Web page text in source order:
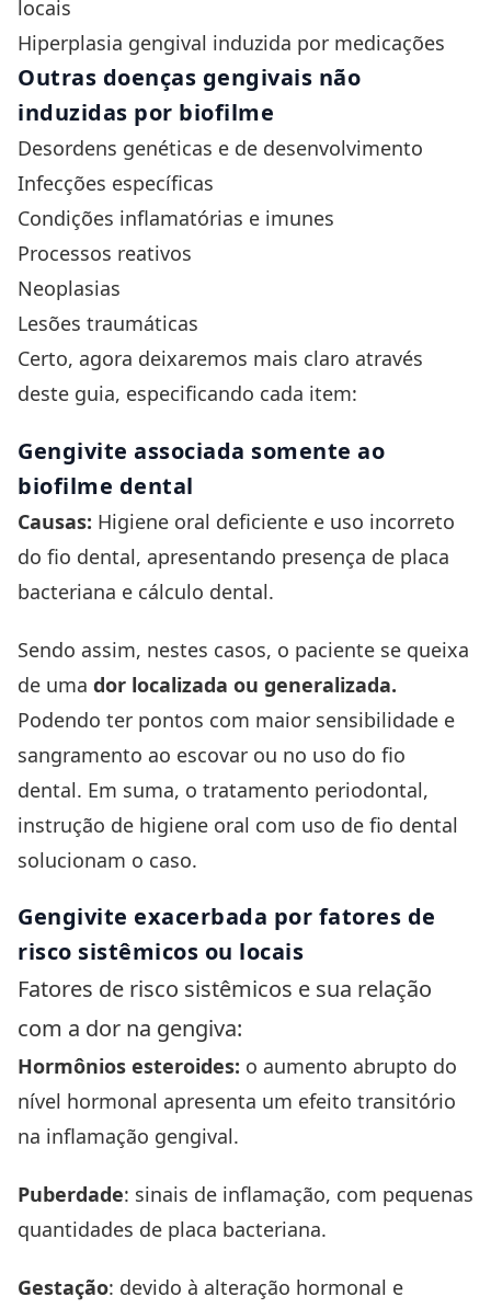
locais
Hiperplasia gengival induzida por medicações
Outras doenças gengivais não
induzidas por biofilme
Desordens genéticas e de desenvolvimento
Infecções específicas
Condições inflamatórias e imunes
Processos reativos
Neoplasias
Lesões traumáticas
Certo, agora deixaremos mais claro através
deste guia, especificando cada item:
Gengivite associada somente ao
biofilme dental
Causas: Higiene oral deficiente e uso incorreto
do fio dental, apresentando presença de placa
bacteriana e cálculo dental.
Sendo assim, nestes casos, o paciente se queixa
de uma dor localizada ou generalizada.
Podendo ter pontos com maior sensibilidade e
sangramento ao escovar ou no uso do fio
dental. Em suma, o tratamento periodontal,
instrução de higiene oral com uso de fio dental
solucionam o caso.
Gengivite exacerbada por fatores de
risco sistêmicos ou locais
Fatores de risco sistêmicos e sua relação
com a dor na gengiva:
Hormônios esteroides: o aumento abrupto do
nível hormonal apresenta um efeito transitório
na inflamação gengival.
Puberdade: sinais de inflamação, com pequenas
quantidades de placa bacteriana.
Gestação: devido à alteração hormonal e